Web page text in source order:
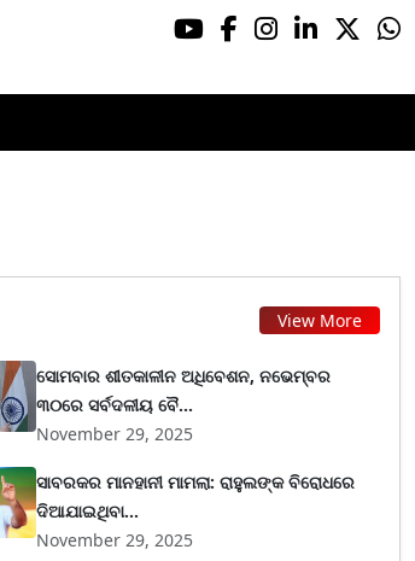
View More
ସୋମବାର ଶୀତକାଳୀନ ଅଧିବେଶନ, ନଭେମ୍ବର
୩୦ରେ ସର୍ବଦଳୀୟ ବୈ...
November 29, 2025
ସାବରକର ମାନହାନୀ ମାମଲା: ରାହୁଲଙ୍କ ବିରୋଧରେ
ଦିଆଯାଇଥିବା...
November 29, 2025